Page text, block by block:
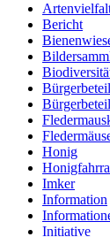
Bericht
Honig
Imker
Information
Initiative